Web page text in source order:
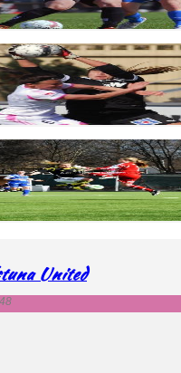
Bunkeflo – QBIK
– Mallbackens IF
United